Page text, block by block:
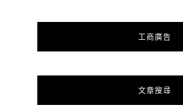
工商廣告
文章搜尋